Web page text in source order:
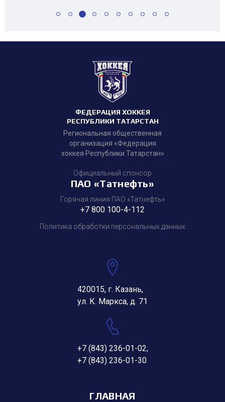
ФЕДЕРАЦИЯ ХОККЕЯ
РЕСПУБЛИКИ ТАТАРСТАН
Региональная общественная
организация «Федерация
хоккея Республики Татарстан»
Официальный спонсор
ПАО «Татнефть»
Горячая линия ПАО «Татнефть»
+7 800 100-4-112
Политика обработки персональных данных
420015, г. Казань,
ул. К. Маркса, д. 71
+7 (843) 236-01-02,
+7 (843) 236-01-30
ГЛАВНАЯ